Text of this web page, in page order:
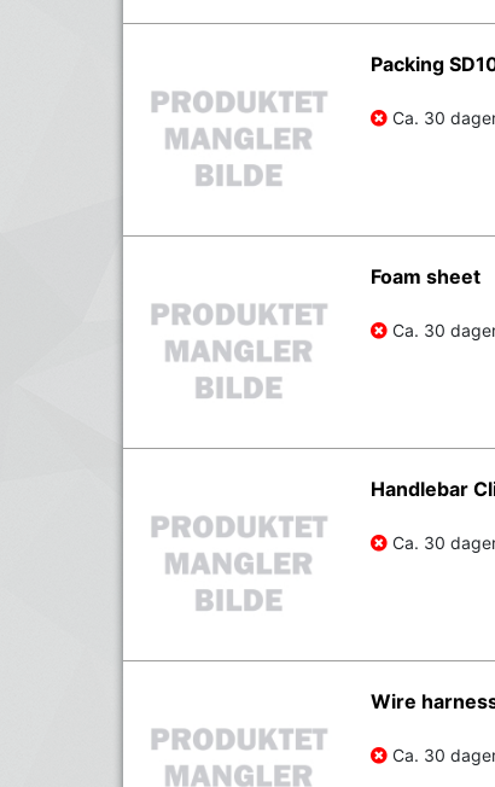
Packing
Ca. 30
Foam sheet
Ca. 30
Handlebar
Ca. 30
Wire
Ca. 30